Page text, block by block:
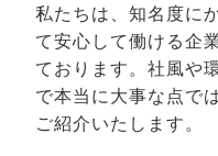
私たちは、知名度に
て安心して働ける企
ております。社風や
で本当に大事な点で
ご紹介いたします。